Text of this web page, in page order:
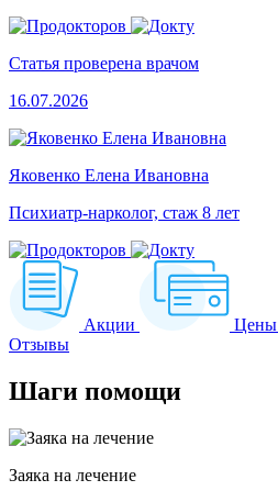
Статья проверена врачом
16.07.2026
Яковенко Елена Ивановна
Психиатр-нарколог, стаж 8 лет
Акции Цены
Отзывы
Шаги помощи
Заяка на лечение